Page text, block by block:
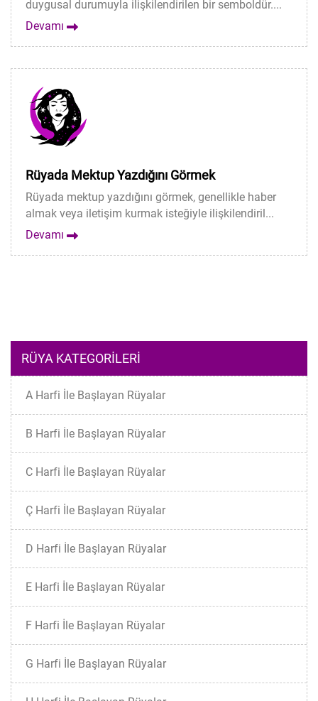
duygusal durumuyla ilişkilendirilen bir semboldür....
Devamı
Rüyada Mektup Yazdığını Görmek
Rüyada mektup yazdığını görmek, genellikle haber
almak veya iletişim kurmak isteğiyle ilişkilendiril...
Devamı
RÜYA KATEGORILERI
A Harfi İle Başlayan Rüyalar
B Harfi İle Başlayan Rüyalar
C Harfi İle Başlayan Rüyalar
Ç Harfi İle Başlayan Rüyalar
D Harfi İle Başlayan Rüyalar
E Harfi İle Başlayan Rüyalar
F Harfi İle Başlayan Rüyalar
G Harfi İle Başlayan Rüyalar